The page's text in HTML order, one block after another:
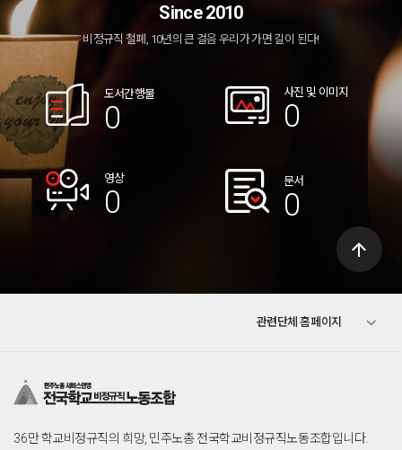
Since 2010
비정규직 철폐, 10년의 큰 걸음 우리가 가면 길이 된다!
도서간행물
0
사진 및 이미지
0
영상
0
문서
0
arrow_upward
관련단체 홈페이지
서비스연맹
전교조
36만 학교비정규직의 희망, 민주노총 전국학교비정규직노동조합입니다.